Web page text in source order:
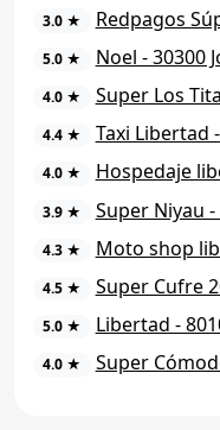
3.0 ★ Redpagos
5.0 ★ Noel - 30300
4.0 ★ Super Los
4.4 ★ Taxi Libertad
4.0 ★ Hospedaje
3.9 ★ Super Niyau
4.3 ★ Moto shop
4.5 ★ Super Cufre
5.0 ★ Libertad -
4.0 ★ Super